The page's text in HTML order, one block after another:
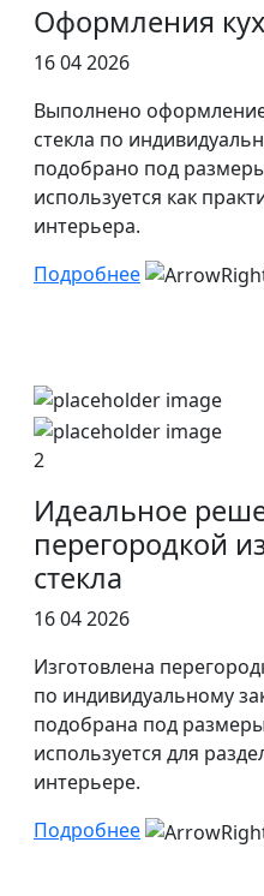
Оформления
16 04 2026
Выполнено
стекла по
подобрано под
используется как
интерьера.
Подробнее
2
Идеальное
перегородкой
стекла
16 04 2026
Изготовлена
по индивидуальному
подобрана под
используется для
интерьере.
Подробнее